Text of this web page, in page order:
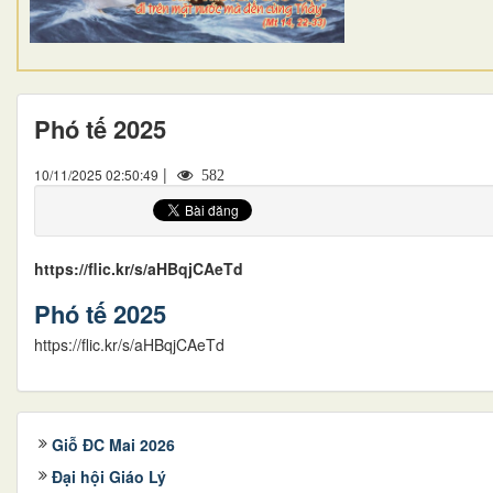
Phó tế 2025
10/11/2025 02:50:49 | 582
https://flic.kr/s/aHBqjCAeTd
Phó tế 2025
https://flic.kr/s/aHBqjCAeTd
Giỗ ĐC Mai 2026
Đại hội Giáo Lý